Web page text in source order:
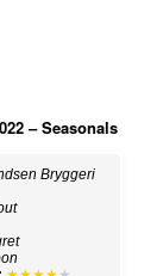
– Seasonals
Bryggeri